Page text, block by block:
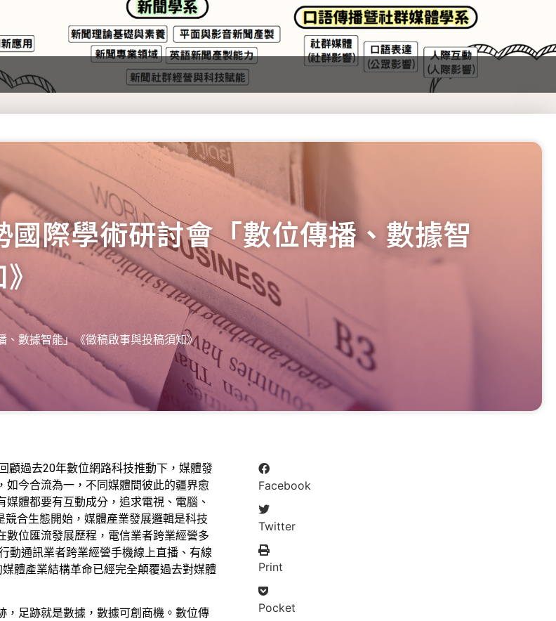
際學術研討會「數位傳播、數據智
、數據智能」《徵稿啟事與投稿須知》
顧過去20年數位網路科技推動下，媒體發
如今合流為一，不同媒體間彼此的疆界愈
體都要有互動成分，追求電視、電腦、
合生態開始，媒體產業發展邏輯是科技
位匯流發展歷程，電信業者跨業經營多
動通訊業者跨業經營手機線上直播、有線
體產業結構革命已經完全顛覆過去對媒體
，足跡就是數據，數據可創商機。數位傳
Facebook
Twitter
Print
Pocket